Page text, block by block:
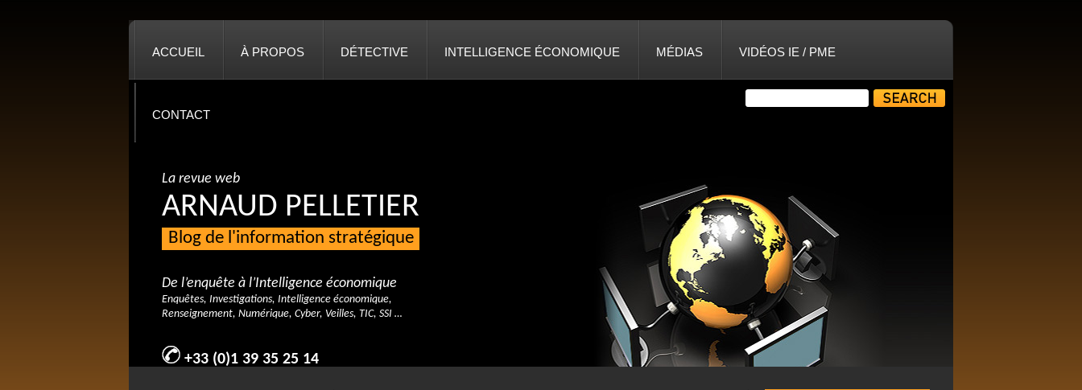
ACCUEIL À PROPOS DÉTECTIVE INTELLIGENCE ÉCONOMIQUE MÉDIAS VIDÉOS IE / PME
CONTACT
La revue web
ARNAUD PELLETIER
Blog de l'information stratégique
De l’enquête à l’Intelligence économique
Enquêtes, Investigations, Intelligence économique,
Renseignement, Numérique, Cyber, Veilles, TIC, SSI …
+33 (0)1 39 35 25 14